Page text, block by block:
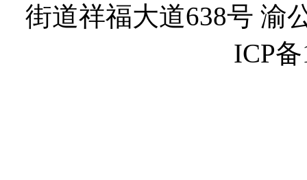
街道祥福大道638号 渝
ICP